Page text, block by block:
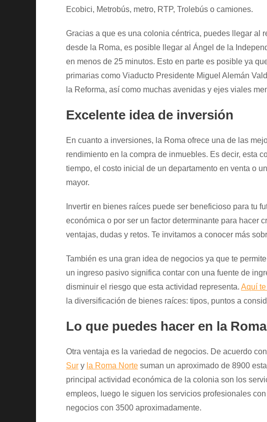
Ecobici, Metrobús, metro, RTP, Trolebús o camiones.
Gracias a que es una colonia céntrica, puedes llegar al
desde la Roma, es posible llegar al Ángel de la
en menos de 25 minutos. Esto en parte es posible ya
primarias como Viaducto Presidente Miguel Alemán
la Reforma, así como muchas avenidas y ejes viales
Excelente idea de inversión
En cuanto a inversiones, la Roma ofrece una de las
rendimiento en la compra de inmuebles. Es decir, esta
tiempo, el costo inicial de un departamento en venta o
mayor.
Invertir en bienes raíces puede ser beneficioso para tu
económica o por ser un factor determinante para hacer
ventajas, dudas y retos. Te invitamos a conocer más
También es una gran idea de negocios ya que te
un ingreso pasivo significa contar con una fuente de
disminuir el riesgo que esta actividad representa. Aquí
la diversificación de bienes raíces: tipos, puntos a
Lo que puedes hacer en la Roma
Otra ventaja es la variedad de negocios. De acuerdo
Sur y la Roma Norte suman un aproximado de 8900
principal actividad económica de la colonia son los
empleos, luego le siguen los servicios profesionales
negocios con 3500 aproximadamente.